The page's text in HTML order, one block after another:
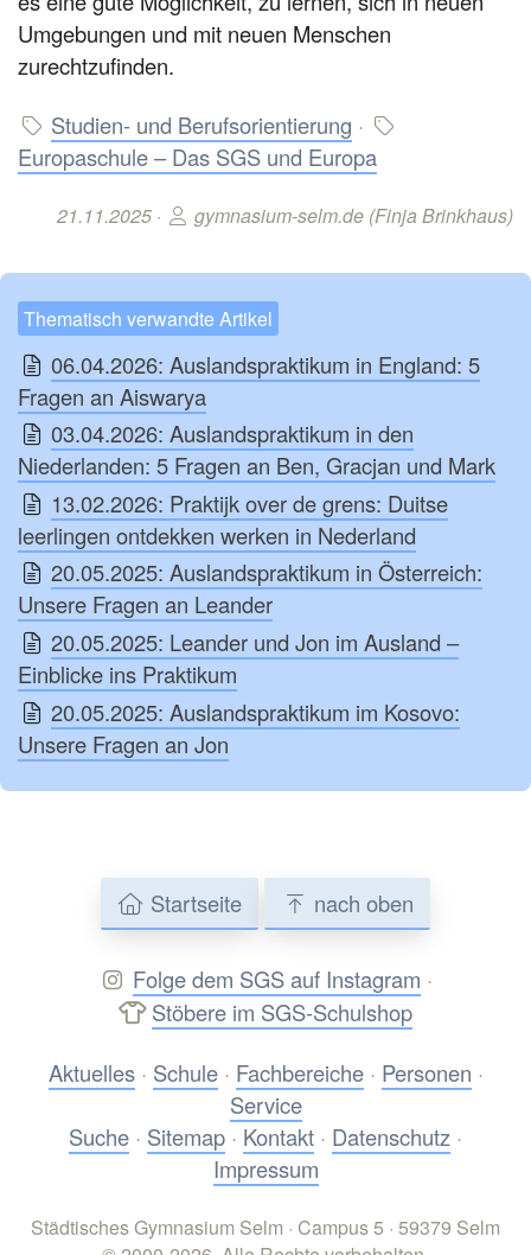
Umgebungen und mit neuen Menschen
zurechtzufinden.
Studien- und Berufsorientierung ·
Europaschule – Das SGS und Europa
21.11.2025 · gymnasium-selm.de (Finja Brinkhaus)
Thematisch verwandte Artikel
06.04.2026: Auslandspraktikum in England: 5
Fragen an Aiswarya
03.04.2026: Auslandspraktikum in den
Niederlanden: 5 Fragen an Ben, Gracjan und Mark
13.02.2026: Praktijk over de grens: Duitse
leerlingen ontdekken werken in Nederland
20.05.2025: Auslandspraktikum in Österreich:
Unsere Fragen an Leander
20.05.2025: Leander und Jon im Ausland –
Einblicke ins Praktikum
20.05.2025: Auslandspraktikum im Kosovo:
Unsere Fragen an Jon
Startseite nach oben
Folge dem SGS auf Instagram ·
Stöbere im SGS-Schulshop
Aktuelles· Schule· Fachbereiche· Personen ·
Service
Suche · Sitemap · Kontakt · Datenschutz ·
Impressum
Städtisches Gymnasium Selm · Campus 5 · 59379 Selm